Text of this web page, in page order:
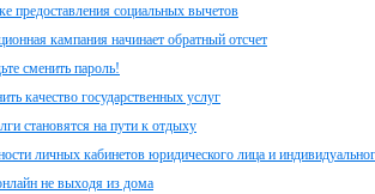
предоставления социальных вычетов
кампания начинает обратный отсчет
сменить пароль!
качество государственных услуг
становятся на пути к отдыху
личных кабинетов юридического лица и
не выходя из дома